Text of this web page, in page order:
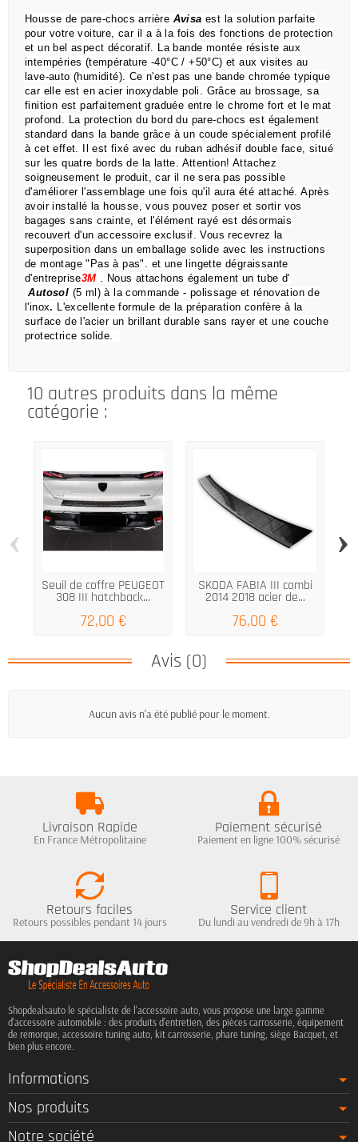
Housse de pare-chocs arrière Avisa est la solution parfaite
pour votre voiture, car il a à la fois des fonctions de protection
et un bel aspect décoratif. La bande montée résiste aux
intempéries (température -40°C / +50°C) et aux visites au
lave-auto (humidité). Ce n'est pas une bande chromée typique
car elle est en acier inoxydable poli. Grâce au brossage, sa
finition est parfaitement graduée entre le chrome fort et le mat
profond. La protection du bord du pare-chocs est également
standard dans la bande grâce à un coude spécialement profilé
à cet effet.
Il est fixé avec du ruban adhésif double face, situé
sur les quatre bords de la latte. Attention!Attachez
soigneusement le produit, car il ne sera pas possible
d'améliorer l'assemblage une fois qu'il aura été attaché.Après
avoir installé la housse, vous pouvez poser et sortir vos
bagages sans crainte, et l'élément rayé est désormais
recouvert d'un accessoire exclusif.Vous recevrez la
superposition dans un emballage solide avec les instructions
de montage "Pas à pas". et une lingette dégraissante
d'entreprise3M . Nous attachons également un tube d'
Autosol (5 ml) à la commande - polissage et rénovation de
l'inox. L'excellente formule de la préparation confère à la
surface de l'acier un brillant durable sans rayer et une couche
protectrice solide.
10 autres produits dans la même
catégorie :
Seuil de coffre PEUGEOT
308 III hatchback...
72,00 €
SKODA FABIA III combi
2014 2018 acier de...
76,00 €
‹ ›
Avis (0)
Aucun avis n'a été publié pour le moment.
Livraison Rapide
En France Métropolitaine
Paiement sécurisé
Paiement en ligne 100% sécurisé
Retours faciles
Retours possibles pendant 14 jours
Service client
Du lundi au vendredi de 9h à 17h
Shopdealsauto le spécialiste de l'accessoire auto, vous propose une large gamme
d'accessoire automobile : des produits d'entretien, des pièces carrosserie, équipement
de remorque, accessoire tuning auto, kit carrosserie, phare tuning, siège Bacquet, et
bien plus encore.
Informations
Nos produits
Notre société